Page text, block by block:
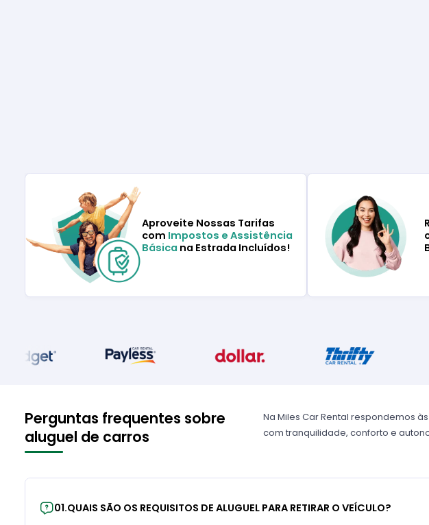
Aproveite Nossas Tarifas
com Impostos e Assistência
Básica na Estrada Incluídos!
Perguntas frequentes sobre
aluguel de carros
Na Miles Car Rental respondemos
com tranquilidade, conforto e
01.QUAIS SÃO OS REQUISITOS DE ALUGUEL PARA RETIRAR O VEÍCULO?